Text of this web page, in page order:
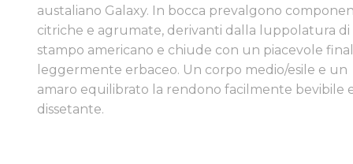
austaliano Galaxy. In bocca prevalgono
citriche e agrumate, derivanti dalla luppolatura di
stampo americano e chiude con un piacevole
leggermente erbaceo. Un corpo medio/esile e un
amaro equilibrato la rendono facilmente bevibile
dissetante.